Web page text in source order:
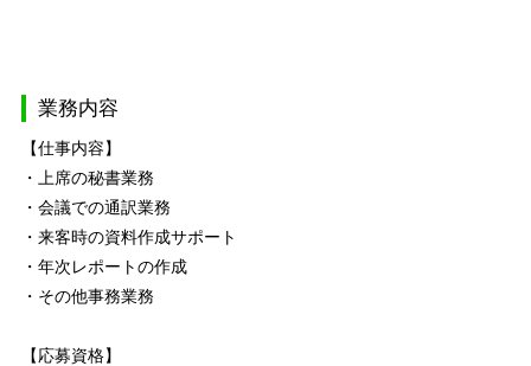
業務内容
【仕事内容】
・上席の秘書業務
・会議での通訳業務
・来客時の資料作成サポート
・年次レポートの作成
・その他事務業務
【応募資格】